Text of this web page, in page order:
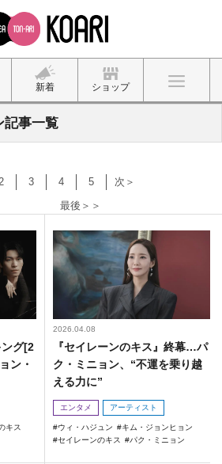
新着 ショップ
記事一覧
2 3 4 5
次＞
最後＞＞
グ[2
ン・
キス
2026.04.08
『セイレーンのキス』終幕…パ
ク・ミニョン、“不運を乗り越
える力に”
エンタメ アーティスト
ウィ・ハジュン
キム・ジョンヒョン
セイレーンのキス
パク・ミニョン